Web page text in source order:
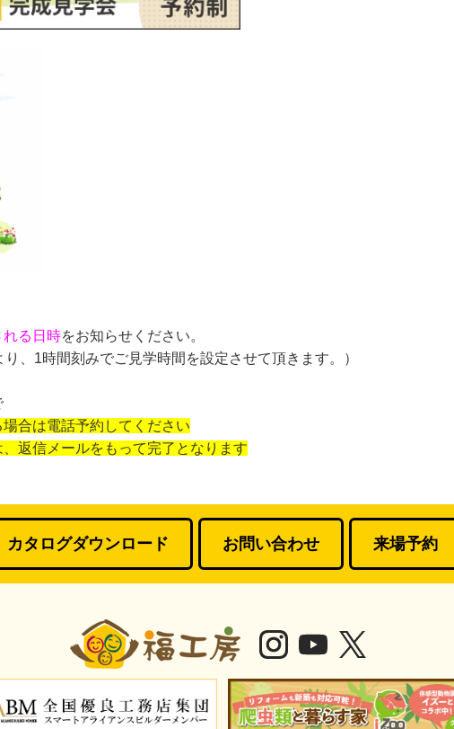
れる日時をお知らせください。
、 1時間刻みでご見学時間を設定させて頂きます。）
合は電話予約してください
返信メールをもって完了となります
カタログダウンロード お問い合わせ 来場予約